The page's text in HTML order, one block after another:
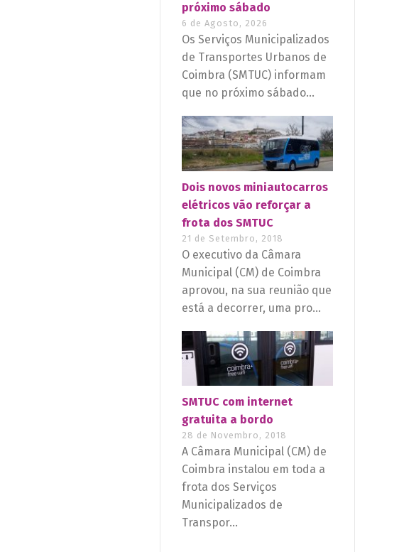
próximo sábado
6 de Agosto, 2026
Os Serviços Municipalizados
de Transportes Urbanos de
Coimbra (SMTUC) informam
que no próximo sábado...
Dois novos miniautocarros
elétricos vão reforçar a
frota dos SMTUC
21 de Setembro, 2018
O executivo da Câmara
Municipal (CM) de Coimbra
aprovou, na sua reunião que
está a decorrer, uma pro...
SMTUC com internet
gratuita a bordo
28 de Novembro, 2018
A Câmara Municipal (CM) de
Coimbra instalou em toda a
frota dos Serviços
Municipalizados de
Transpor...